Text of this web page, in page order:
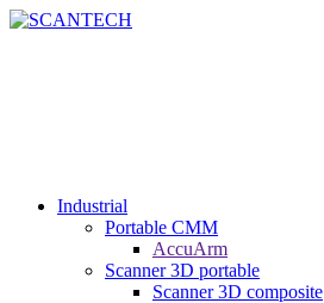
Industrial
Portable CMM
AccuArm
Scanner 3D portable
Scanner 3D composite